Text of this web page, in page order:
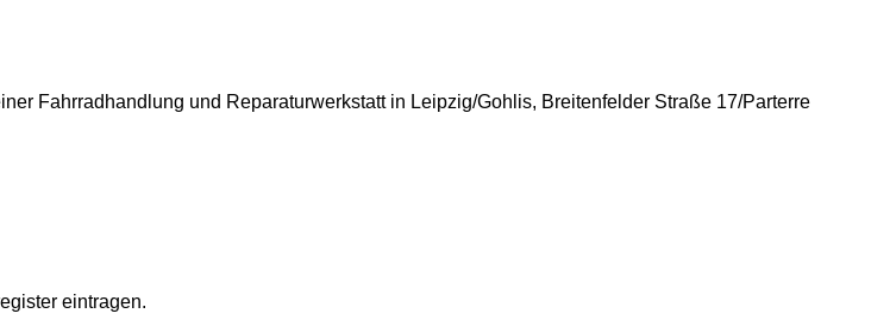
Fahrradhandlung und Reparaturwerkstatt in Leipzig/Gohlis, Breitenfelder Straße 17/Parterre
eintragen.